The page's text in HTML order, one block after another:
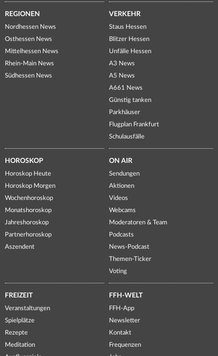
REGIONEN
Nordhessen News
Osthessen News
Mittelhessen News
Rhein-Main News
Südhessen News
VERKEHR
Staus Hessen
Blitzer Hessen
Unfälle Hessen
A3 News
A5 News
A661 News
Günstig tanken
Parkhäuser
Flugplan Frankfurt
Schulausfälle
HOROSKOP
Horoskop Heute
Horoskop Morgen
Wochenhoroskop
Monatshoroskop
Jahreshoroskop
Partnerhoroskop
Aszendent
ON AIR
Sendungen
Aktionen
Videos
Webcams
Moderatoren & Team
Podcasts
News-Podcast
Themen-Ticker
Voting
FREIZEIT
Veranstaltungen
Spielplätze
Rezepte
Meditation
FFH-WELT
FFH-App
Newsletter
Kontakt
Frequenzen